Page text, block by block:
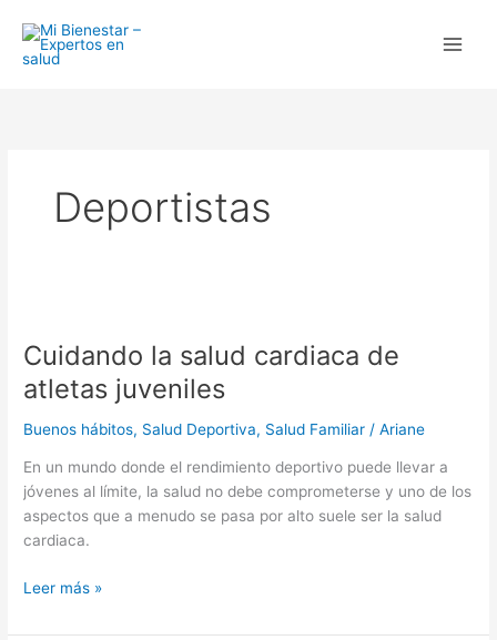
contenido
Deportistas
Cuidando la salud cardiaca de
atletas juveniles
Buenos hábitos, Salud Deportiva, Salud Familiar /Ariane
En un mundo donde el rendimiento deportivo puede llevar a
jóvenes al límite, la salud no debe comprometerse y uno de los
aspectos que a menudo se pasa por alto suele ser la salud
cardiaca.
salud
cardiaca
de
atletas
Leer más »